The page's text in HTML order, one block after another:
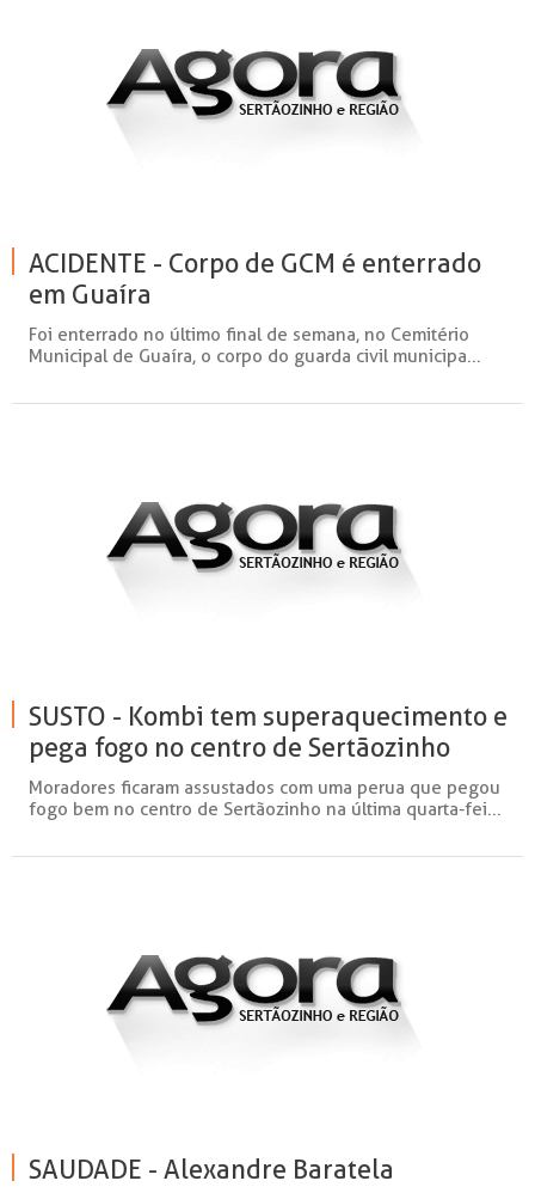
ACIDENTE - Corpo de GCM é enterrado
em Guaíra
Foi enterrado no último final de semana, no Cemitério
Municipal de Guaíra, o corpo do guarda civil municipa...
SUSTO - Kombi tem superaquecimento e
pega fogo no centro de Sertãozinho
Moradores ficaram assustados com uma perua que pegou
fogo bem no centro de Sertãozinho na última quarta-fei...
SAUDADE - Alexandre Baratela